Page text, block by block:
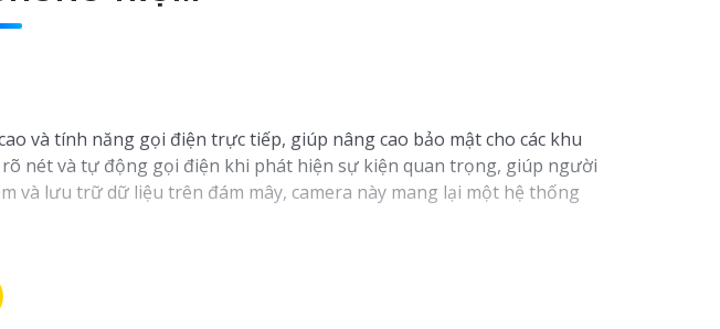
và tính năng gọi điện trực tiếp, giúp nâng cao bảo mật cho các khu
nét và tự động gọi điện khi phát hiện sự kiện quan trọng, giúp người
và lưu trữ dữ liệu trên đám mây, camera này mang lại một hệ thống